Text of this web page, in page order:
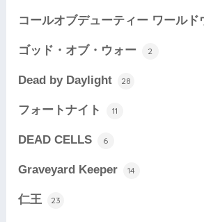
コールオブデューティー ワールド
ゴッド・オブ・ウォー 2
Dead by Daylight 28
フォートナイト 11
DEAD CELLS 6
Graveyard Keeper 14
仁王 23